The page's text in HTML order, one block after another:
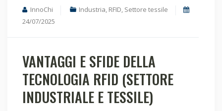
InnoChi Industria, RFID, Settore tessile
24/07/2025
VANTAGGI E SFIDE DELLA
TECNOLOGIA RFID (SETTORE
INDUSTRIALE E TESSILE)